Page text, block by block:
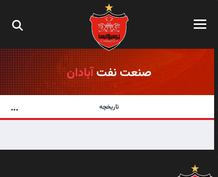
صنعت نفتآبادان
تاریخچه